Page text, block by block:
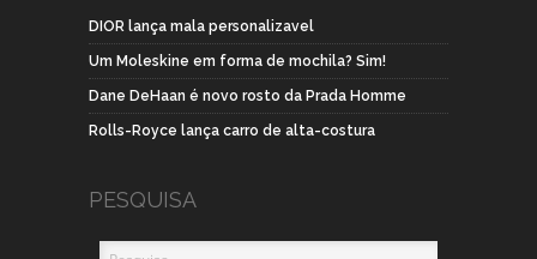
DIOR lança mala personalizavel
Um Moleskine em forma de mochila? Sim!
Dane DeHaan é novo rosto da Prada Homme
Rolls-Royce lança carro de alta-costura
PESQUISA